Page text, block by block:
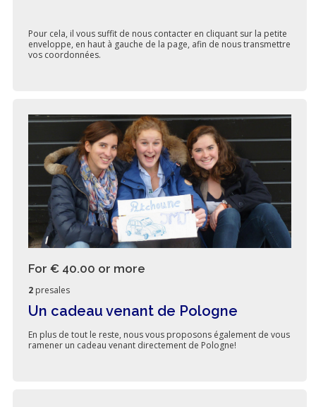
Pour cela, il vous suffit de nous contacter en cliquant sur la petite
enveloppe, en haut à gauche de la page, afin de nous transmettre
vos coordonnées.
For € 40.00 or more
2 presales
Un cadeau venant de Pologne
En plus de tout le reste, nous vous proposons également de vous
ramener un cadeau venant directement de Pologne!